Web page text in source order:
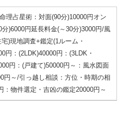
理占星術：対面(90分)10000円オン
分)6000円延長料金(～30分)3000円/風
)現地調査+鑑定(1ルーム・
円：(2LDK)40000円：(3LDK・
円：(戸建て)50000円～：風水図面
円～/引っ越し相談：方位・時期の相
：物件選定・吉凶の鑑定20000円～